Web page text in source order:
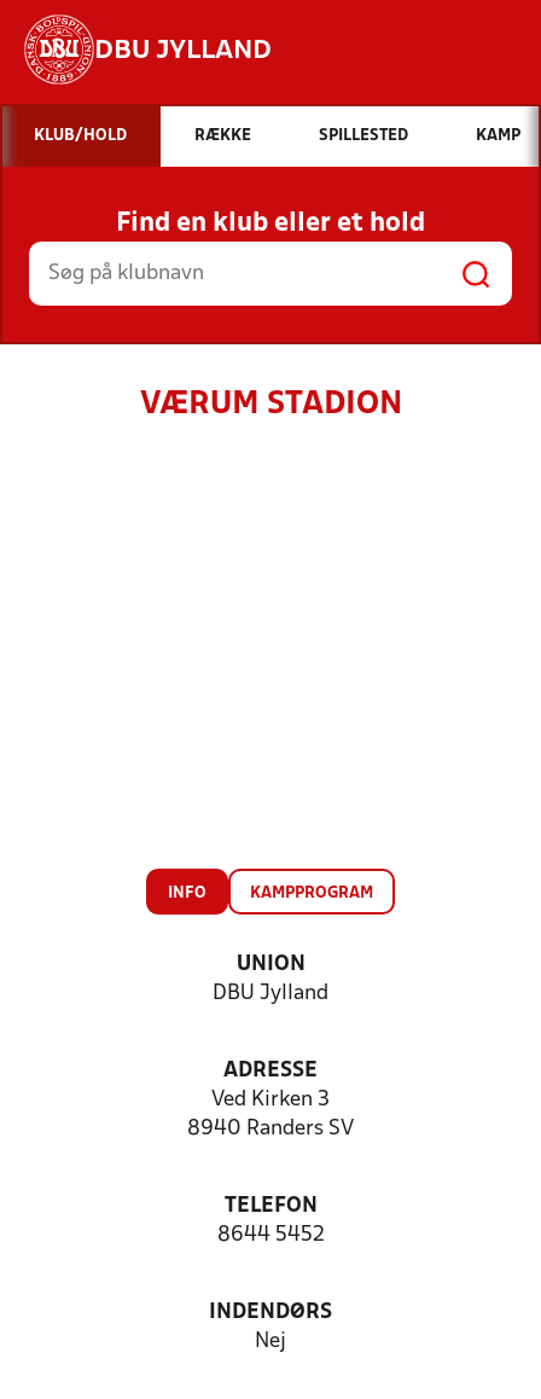
DBU JYLLAND
Hvad vil du søge efter?
INDHOLD OG NYHEDER
STILLINGER, RESULTATER, KLUBBER OG
HOLD
KLUB/HOLD RÆKKE SPILLESTED KAMP
Find en klub eller et hold
VÆRUM STADION
INFO KAMPPROGRAM
UNION
DBU Jylland
ADRESSE
Ved Kirken 3
8940 Randers SV
TELEFON
8644 5452
INDENDØRS
Nej